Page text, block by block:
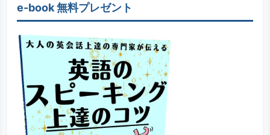
e-book 無料プレゼント